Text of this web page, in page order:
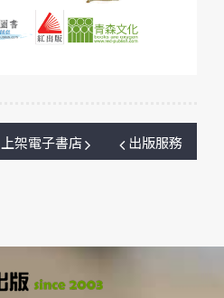
出版服務
上架電子書店